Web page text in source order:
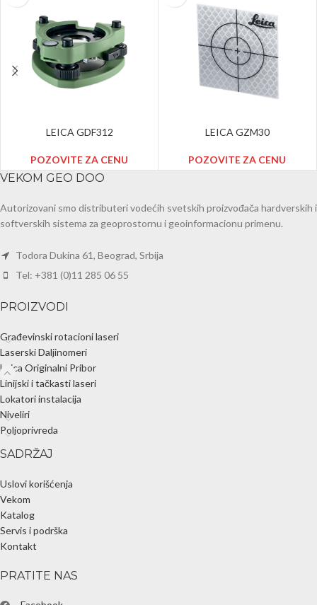
LEICA GDF312
POZOVITE ZA CENU
LEICA GZM30
POZOVITE ZA CENU
VEKOM GEO DOO
Autorizovani smo distributeri vodećih svetskih proizvođača hardverskih i
softverskih sistema za geoprostornu i geoinformacionu primenu.
Todora Dukina 61, Beograd, Srbija
Tel: +381 (0)11 285 06 55
PROIZVODI
Građevinski rotacioni laseri
Laserski Daljinomeri
Leica Originalni Pribor
Linijski i tačkasti laseri
Lokatori instalacija
Niveliri
Poljoprivreda
SADRŽAJ
Uslovi korišćenja
Vekom
Katalog
Servis i podrška
Kontakt
PRATITE NAS